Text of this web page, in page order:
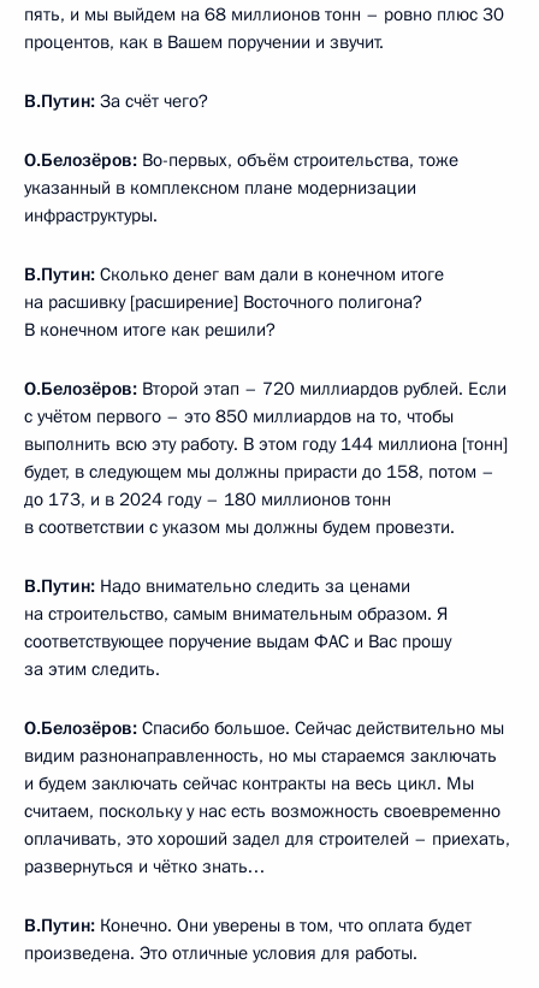
пять, и мы выйдем на 68 миллионов тонн – ровно плюс 30
процентов, как в Вашем поручении и звучит.
В.Путин: За счёт чего?
О.Белозёров: Во-первых, объём строительства, тоже
указанный в комплексном плане модернизации
инфраструктуры.
В.Путин: Сколько денег вам дали в конечном итоге
на расшивку [расширение] Восточного полигона?
В конечном итоге как решили?
О.Белозёров: Второй этап – 720 миллиардов рублей. Если
с учётом первого – это 850 миллиардов на то, чтобы
выполнить всю эту работу. В этом году 144 миллиона [тонн]
будет, в следующем мы должны прирасти до 158, потом –
до 173, и в 2024 году – 180 миллионов тонн
в соответствии с указом мы должны будем провезти.
В.Путин: Надо внимательно следить за ценами
на строительство, самым внимательным образом. Я
соответствующее поручение выдам ФАС и Вас прошу
за этим следить.
О.Белозёров: Спасибо большое. Сейчас действительно мы
видим разнонаправленность, но мы стараемся заключать
и будем заключать сейчас контракты на весь цикл. Мы
считаем, поскольку у нас есть возможность своевременно
оплачивать, это хороший задел для строителей – приехать,
развернуться и чётко знать…
В.Путин: Конечно. Они уверены в том, что оплата будет
произведена. Это отличные условия для работы.